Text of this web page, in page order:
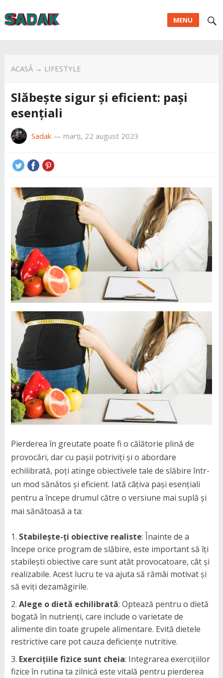
MENU
ACASĂ→ LIFESTYLE
Slăbește sigur și eficient: pași
esențiali
Sadak— marți, 22 august 2023
Pierderea în greutate poate fi o călătorie plină de
provocări, dar cu pașii potriviți și o abordare
echilibrată, poți atinge obiectivele tale de slăbire într-
un mod sănătos și eficient. Iată câțiva pași esențiali
pentru a începe drumul către o versiune mai suplă și
mai sănătoasă a ta:
Stabilește-ți obiective realiste: Înainte de a
începe orice program de slăbire, este important să îți
stabilești obiective care sunt atât provocatoare, cât și
realizabile. Acest lucru te va ajuta să rămâi motivat și
să eviți dezamăgirile.
Alege o dietă echilibrată: Optează pentru o dietă
bogată în nutrienți, care include o varietate de
alimente din toate grupele alimentare. Evită dietele
restrictive care pot cauza deficiențe nutritive.
Exercițiile fizice sunt cheia: Integrarea exercițiilor
fizice în rutina ta zilnică este vitală pentru pierderea